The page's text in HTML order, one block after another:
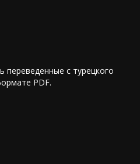
переведенные с турецкого
PDF.